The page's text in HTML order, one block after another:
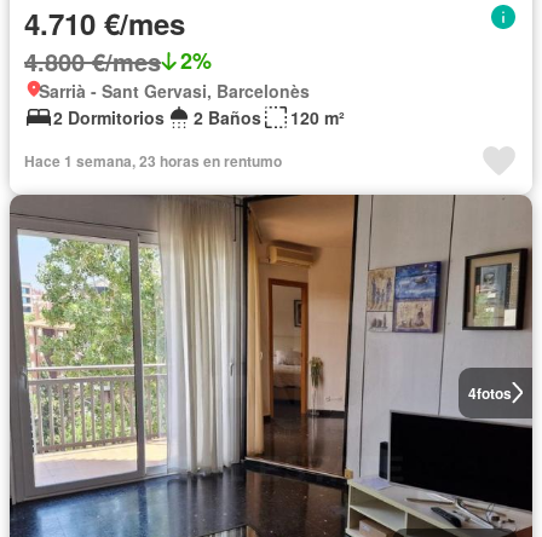
4.710 €/mes
4.800 €/mes 2%
Sarrià - Sant Gervasi, Barcelonès
2 Dormitorios
2 Baños 120 m²
Hace 1 semana, 23 horas en rentumo
4fotos